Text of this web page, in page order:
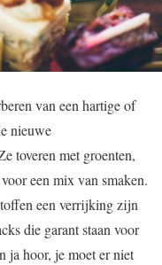
van een hartige of
nieuwe
toveren met groenten,
een mix van smaken.
een verrijking zijn
die garant staan voor
ja hoor, je moet er niet